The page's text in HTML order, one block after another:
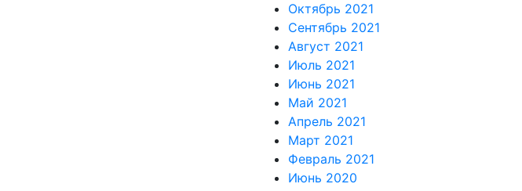
Октябрь 2021
Сентябрь 2021
Август 2021
Июль 2021
Июнь 2021
Май 2021
Апрель 2021
Март 2021
Февраль 2021
Июнь 2020